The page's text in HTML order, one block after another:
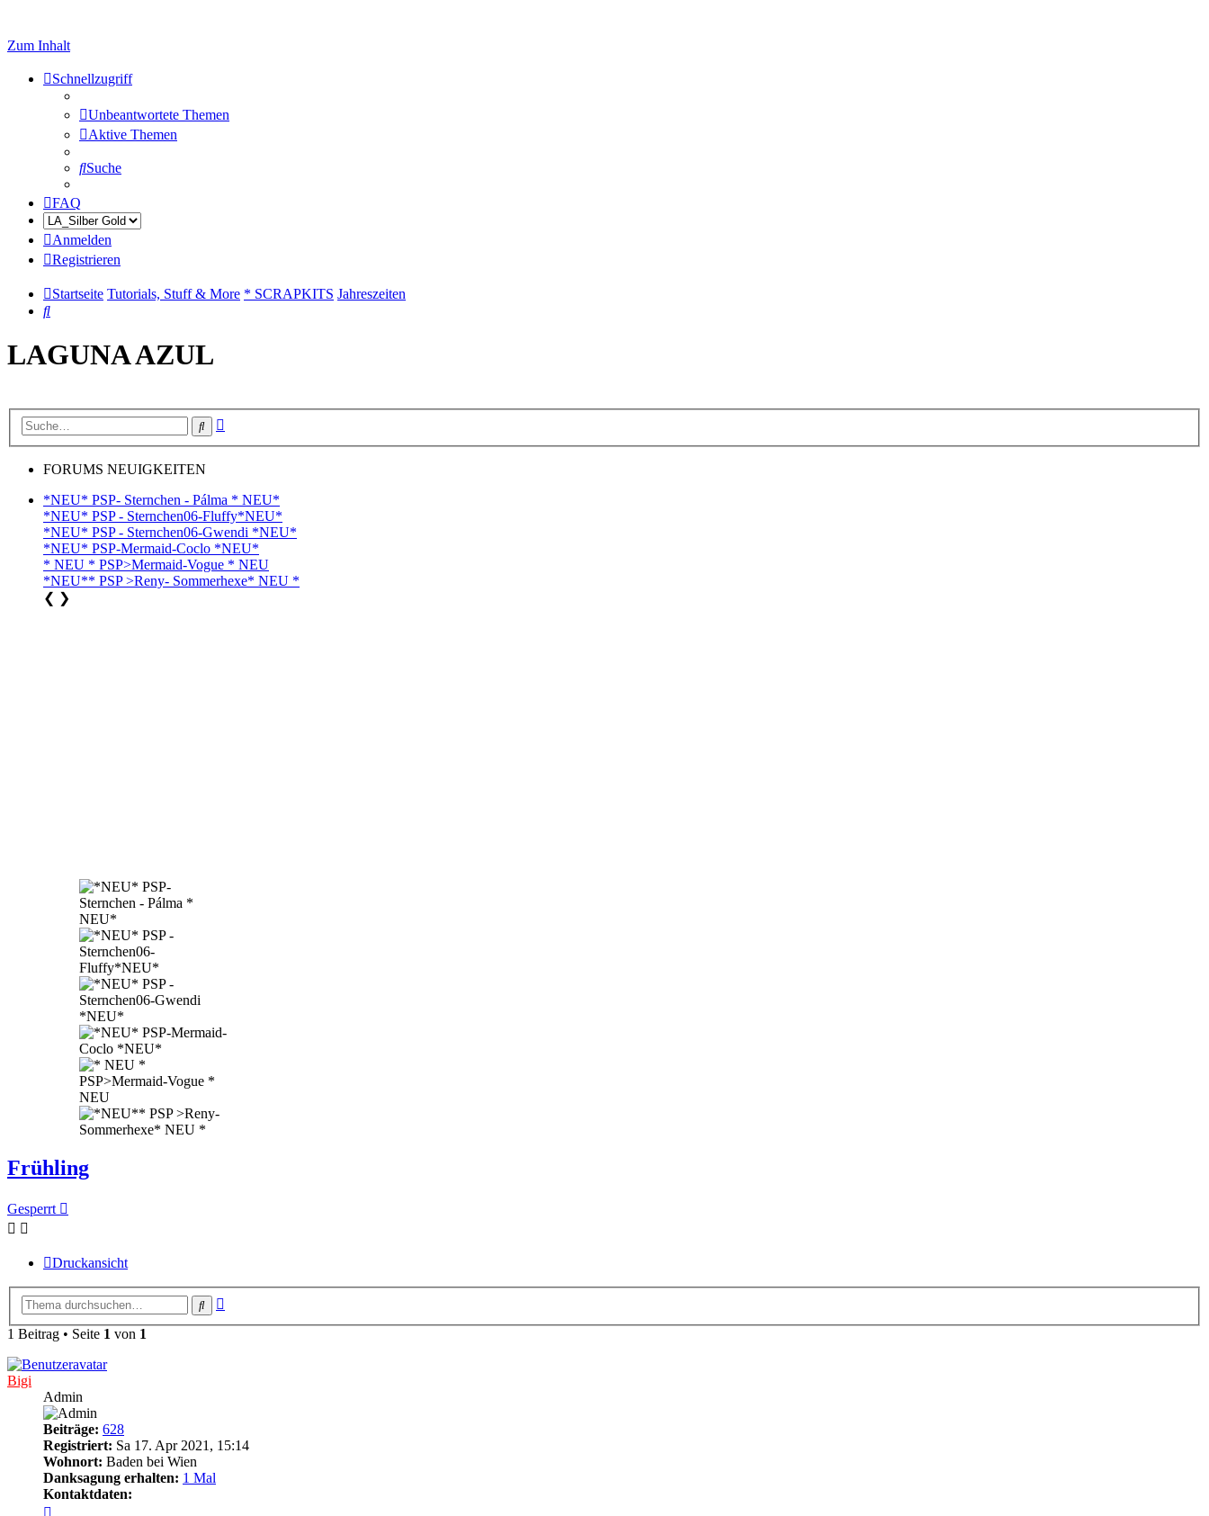
Zum Inhalt
Schnellzugriff
Unbeantwortete Themen
Aktive Themen
Suche
FAQ
Anmelden
Registrieren
Startseite Tutorials, Stuff & More * SCRAPKITS Jahreszeiten
Suche
LAGUNA AZUL
Suche
FORUMS NEUIGKEITEN
*NEU* PSP- Sternchen - Pálma * NEU*
*NEU* PSP - Sternchen06-Fluffy*NEU*
*NEU* PSP - Sternchen06-Gwendi *NEU*
*NEU* PSP-Mermaid-Coclo *NEU*
* NEU * PSP>Mermaid-Vogue * NEU
*NEU** PSP >Reny- Sommerhexe* NEU *
❮ ❯
Frühling
Gesperrt
Druckansicht
Suche
1 Beitrag • Seite 1 von 1
Bigi
Admin
Beiträge: 628
Registriert: Sa 17. Apr 2021, 15:14
Wohnort: Baden bei Wien
Danksagung erhalten: 1 Mal
Kontaktdaten: